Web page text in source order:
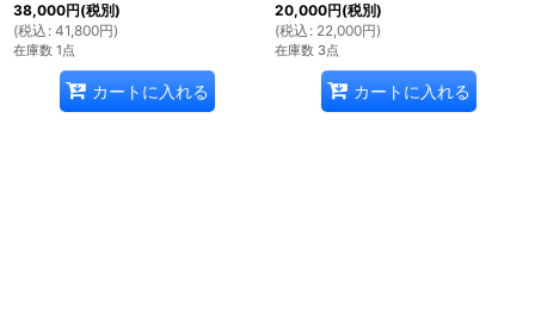
38,000円(税別)
(税込 : 41,800円)
在庫数 1点
カートに入れる
20,000円(税別)
(税込 : 22,000円)
在庫数 3点
カートに入れる